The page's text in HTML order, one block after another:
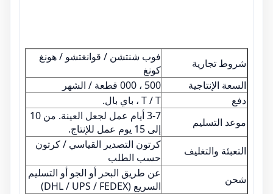
شروط تجارية
فوب شنتشن / قوانغتشو / هونغ
كونغ
السعة الإنتاجية
500 ، 000 قطعة / الشهر
دفع
T / T ، باي بال.
موعد التسليم
3-7 أيام عمل لجعل العينة. من 10
إلى 15 يوم عمل للإنتاج.
التعبئة والتغليف
كرتون التصدير القياسي / كرتون
حسب الطلب
شحن
عن طريق البحر أو الجو أو التسليم
السريع (DHL / UPS / FEDEX)